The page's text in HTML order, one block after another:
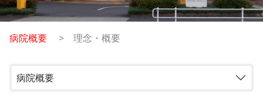
病院概要 理念・概要
病院概要